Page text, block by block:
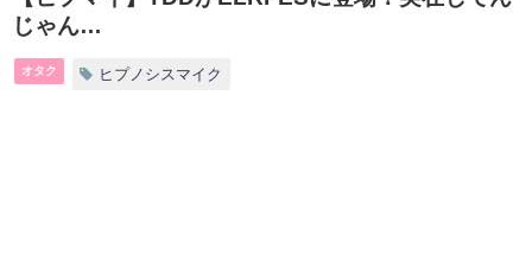
じゃん…
オタク ヒプノシスマイク